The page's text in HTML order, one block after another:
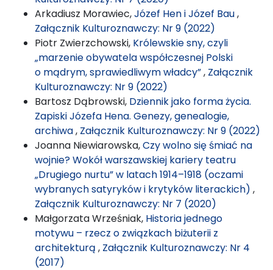
Arkadiusz Morawiec,Józef Hen i Józef Bau,
Załącznik Kulturoznawczy: Nr 9 (2022)
Piotr Zwierzchowski, Królewskie sny, czyli
„marzenie obywatela współczesnej Polski
o mądrym, sprawiedliwym władcy”, Załącznik
Kulturoznawczy: Nr 9 (2022)
Bartosz Dąbrowski, Dziennik jako forma życia.
Zapiski Józefa Hena. Genezy, genealogie,
archiwa, Załącznik Kulturoznawczy: Nr 9 (2022)
Joanna Niewiarowska,Czy wolno się śmiać na
wojnie? Wokół warszawskiej kariery teatru
„Drugiego nurtu” w latach 1914–1918 (oczami
wybranych satyryków i krytyków literackich) ,
Załącznik Kulturoznawczy: Nr 7 (2020)
Małgorzata Wrześniak, Historia jednego
motywu – rzecz o związkach biżuterii z
architekturą , Załącznik Kulturoznawczy: Nr 4
(2017)